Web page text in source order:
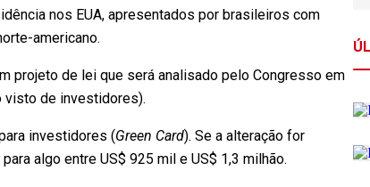
nos EUA, apresentados por brasileiros com
americano.
projeto de lei que será analisado pelo Congresso em
visto de investidores).
investidores (Green Card). Se a alteração for
algo entre US$ 925 mil e US$ 1,3 milhão.